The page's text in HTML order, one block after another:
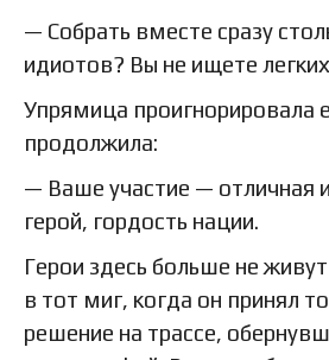
— Собрать вместе сразу
идиотов? Вы не ищете
Упрямица проигнорировала
продолжила:
— Ваше участие — отличная
герой, гордость нации.
Герои здесь больше не
в тот миг, когда он принял
решение на трассе,